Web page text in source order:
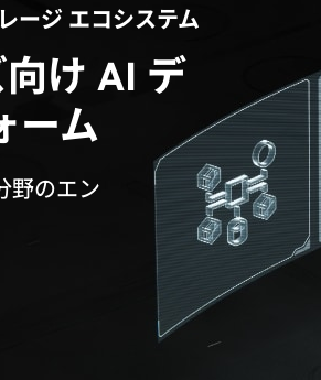
ージ エコシステム
け AI デ
ーム
野のエン